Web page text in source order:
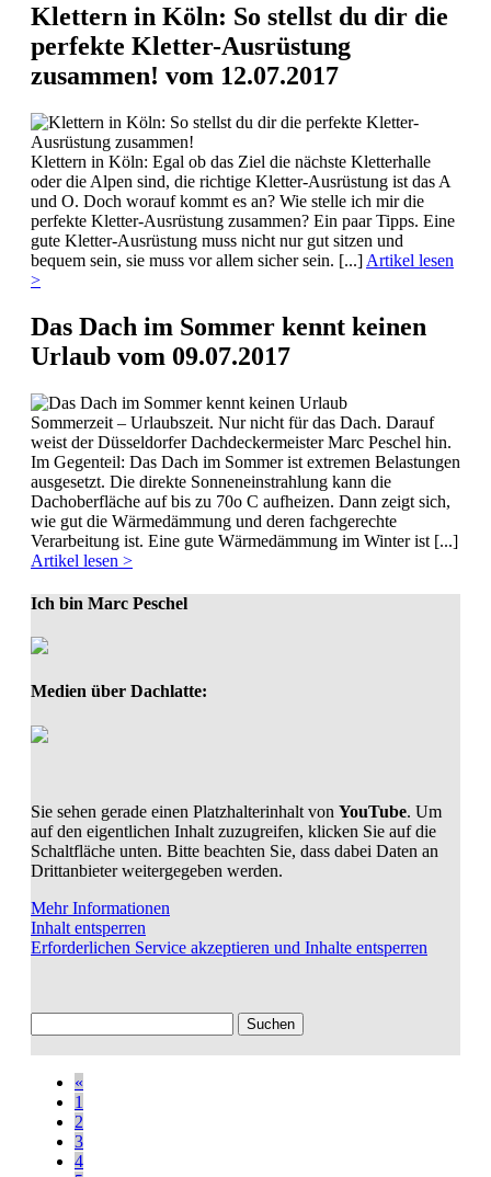
Klettern in Köln: So stellst du dir die
perfekte Kletter-Ausrüstung
zusammen! vom 12.07.2017
Klettern in Köln: Egal ob das Ziel die nächste Kletterhalle
oder die Alpen sind, die richtige Kletter-Ausrüstung ist das A
und O. Doch worauf kommt es an? Wie stelle ich mir die
perfekte Kletter-Ausrüstung zusammen? Ein paar Tipps. Eine
gute Kletter-Ausrüstung muss nicht nur gut sitzen und
bequem sein, sie muss vor allem sicher sein. [...] Artikel lesen
>
Das Dach im Sommer kennt keinen
Urlaub vom 09.07.2017
Sommerzeit – Urlaubszeit. Nur nicht für das Dach. Darauf
weist der Düsseldorfer Dachdeckermeister Marc Peschel hin.
Im Gegenteil: Das Dach im Sommer ist extremen Belastungen
ausgesetzt. Die direkte Sonneneinstrahlung kann die
Dachoberfläche auf bis zu 70o C aufheizen. Dann zeigt sich,
wie gut die Wärmedämmung und deren fachgerechte
Verarbeitung ist. Eine gute Wärmedämmung im Winter ist [...]
Artikel lesen >
Ich bin Marc Peschel
Medien über Dachlatte:
Sie sehen gerade einen Platzhalterinhalt von YouTube. Um
auf den eigentlichen Inhalt zuzugreifen, klicken Sie auf die
Schaltfläche unten. Bitte beachten Sie, dass dabei Daten an
Drittanbieter weitergegeben werden.
Mehr Informationen
Inhalt entsperren
Erforderlichen Service akzeptieren und Inhalte entsperren
nach:
«
1
2
3
4